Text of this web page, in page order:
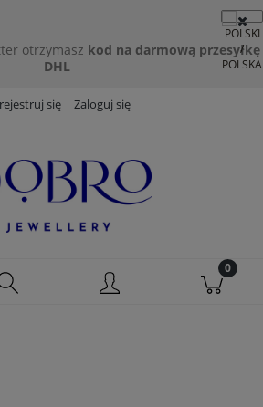
otrzymasz kod na darmową przesyłkę
DHL
się Zaloguj się